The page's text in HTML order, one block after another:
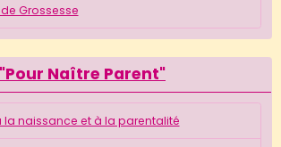
Grossesse
Naître Parent"
la naissance et à la parentalité